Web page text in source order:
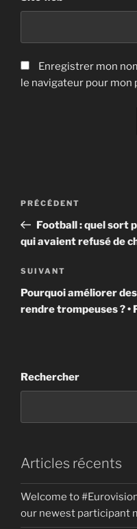
Enregistrer mon
le navigateur pour
Navigation
l’article
Article
précédent
PRÉCÉDENT
Football : quel sort
qui avaient refusé de
Article
suivant
SUIVANT
Pourquoi améliorer
rendre trompeuses ? •
Rechercher
Articles récents
Welcome to
our newest participant